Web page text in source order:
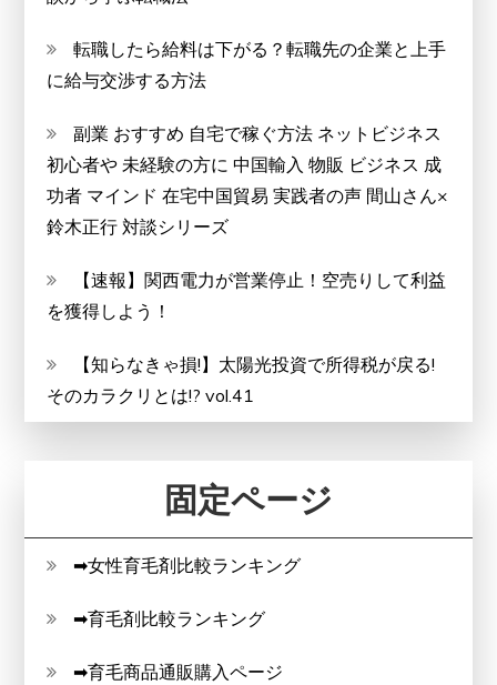
転職したら給料は下がる？転職先の企業と上手
に給与交渉する方法
副業 おすすめ 自宅で稼ぐ方法 ネットビジネス
初心者や 未経験の方に 中国輸入 物販 ビジネス 成
功者 マインド 在宅中国貿易 実践者の声 間山さん×
鈴木正行 対談シリーズ
【速報】関西電力が営業停止！空売りして利益
を獲得しよう！
【知らなきゃ損!】太陽光投資で所得税が戻る!
そのカラクリとは!? vol.41
固定ページ
➡女性育毛剤比較ランキング
➡育毛剤比較ランキング
➡育毛商品通販購入ページ